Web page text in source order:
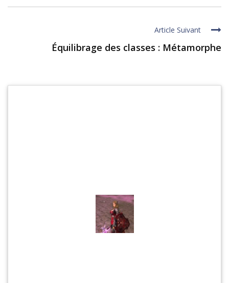
Article Suivant
Équilibrage des classes : Métamorphe